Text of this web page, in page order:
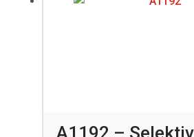
A1192 –